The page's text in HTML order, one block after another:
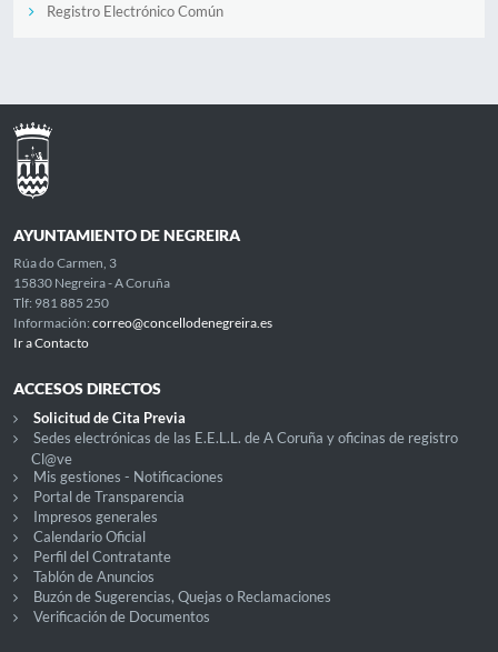
Registro Electrónico Común
AYUNTAMIENTO DE NEGREIRA
Rúa do Carmen, 3
15830 Negreira - A Coruña
Tlf: 981 885 250
Información: correo@concellodenegreira.es
Ir a Contacto
ACCESOS DIRECTOS
Solicitud de Cita Previa
Sedes electrónicas de las E.E.L.L. de A Coruña y oficinas de registro
Cl@ve
Mis gestiones - Notificaciones
Portal de Transparencia
Impresos generales
Calendario Oficial
Perfil del Contratante
Tablón de Anuncios
Buzón de Sugerencias, Quejas o Reclamaciones
Verificación de Documentos